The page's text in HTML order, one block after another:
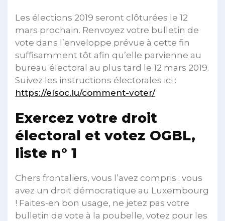
Les élections 2019 seront clôturées le 12
mars prochain. Renvoyez votre bulletin de
vote dans l’enveloppe prévue à cette fin
suffisamment tôt afin qu’elle parvienne au
bureau électoral au plus tard le 12 mars 2019.
Suivez les instructions électorales ici :
https://elsoc.lu/comment-voter/
Exercez votre droit
électoral et votez OGBL,
liste n° 1
Chers frontaliers, vous l’avez compris : vous
avez un droit démocratique au Luxembourg
! Faites-en bon usage, ne jetez pas votre
bulletin de vote à la poubelle, votez pour les